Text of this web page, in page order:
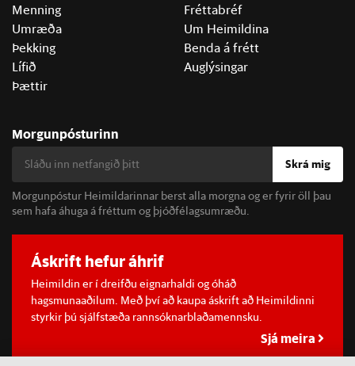
Menning
Umræða
Þekking
Lífið
Þættir
Fréttabréf
Um Heimildina
Benda á frétt
Auglýsingar
Morgunpósturinn
Skrá mig
Morgunpóstur Heimildarinnar berst alla morgna og er fyrir öll þau
sem hafa áhuga á fréttum og þjóðfélagsumræðu.
Áskrift hefur áhrif
Heimildin er í dreifðu eignarhaldi og óháð
hagsmunaaðilum. Með því að kaupa áskrift að Heimildinni
styrkir þú sjálfstæða rannsóknarblaðamennsku.
Sjá meira